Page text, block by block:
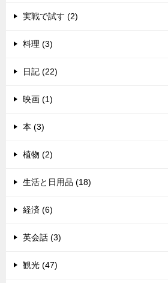
実戦で試す (2)
料理 (3)
日記 (22)
映画 (1)
本 (3)
植物 (2)
生活と日用品 (18)
経済 (6)
英会話 (3)
観光 (47)